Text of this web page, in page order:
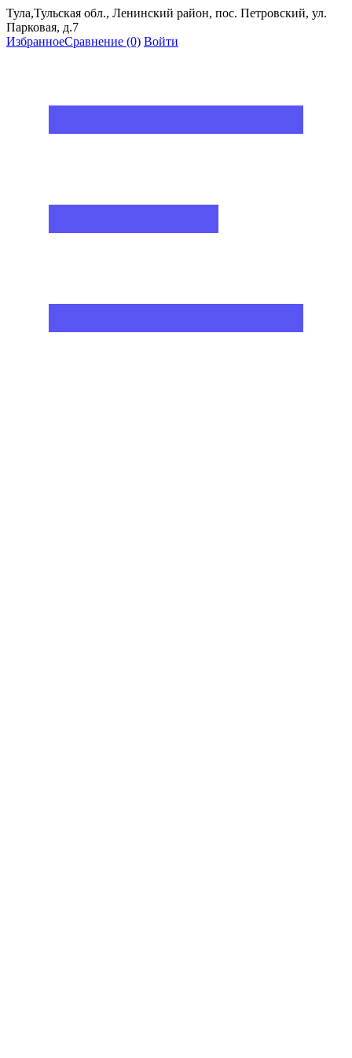
Тула,Тульская обл., Ленинский район, пос. Петровский, ул.
Парковая, д.7
ИзбранноеСравнение (0) Войти